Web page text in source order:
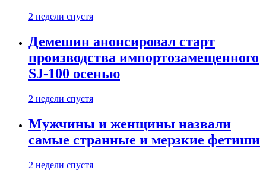
2 недели спустя
Демешин анонсировал старт
производства импортозамещенного
SJ-100 осенью
2 недели спустя
Мужчины и женщины назвали
самые странные и мерзкие фетиши
2 недели спустя